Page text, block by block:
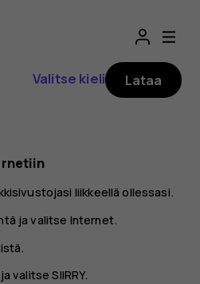
Valitse kieli Lataa
liikkeellä ollessasi.
ja valitse Internet.
.
valitseSIIRRY.